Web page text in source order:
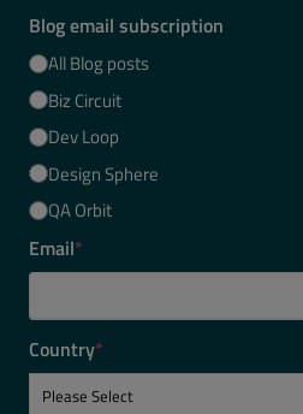
Blog email subscription
All Blog posts
Biz Circuit
Dev Loop
Design Sphere
QA Orbit
Email*
Country*